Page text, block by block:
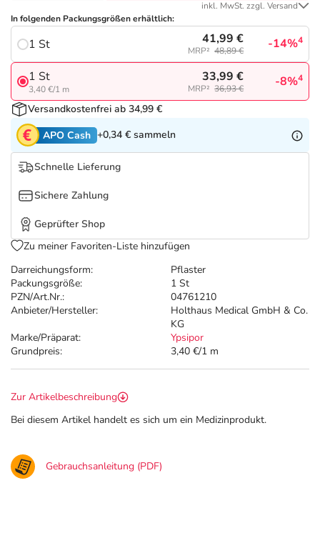
Tierapotheke
Vitamine & Mineralstoffe
Marken
Salus Deals
Darreichungsform:
Pflaster
Packungsgröße:
1 St
PZN/Art.Nr.:
04761210
Anbieter/Hersteller:
Holthaus Medical GmbH & Co.
KG
Marke/Präparat:
Ypsipor
Grundpreis:
3,40 €/1 m
inkl. MwSt. zzgl. Versand
In folgenden Packungsgrößen erhältlich:
1 St 41,99 €
MRP² 48,89 € -14%4
1 St
3,40 €/1 m
33,99 €
MRP² 36,93 € -8%4
Versandkostenfrei ab 34,99 €
APO Cash +0,34 € sammeln
Schnelle Lieferung
Sichere Zahlung
Geprüfter Shop
Zu meiner Favoriten-Liste hinzufügen
Zur Artikelbeschreibung
Bei diesem Artikel handelt es sich um ein Medizinprodukt.
Gebrauchsanleitung (PDF)